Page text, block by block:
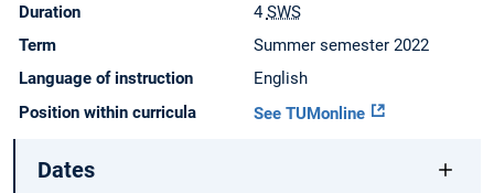
Duration
4SWS
Term
Summer semester 2022
Language of instruction
English
Position within curricula
See TUMonline
Dates